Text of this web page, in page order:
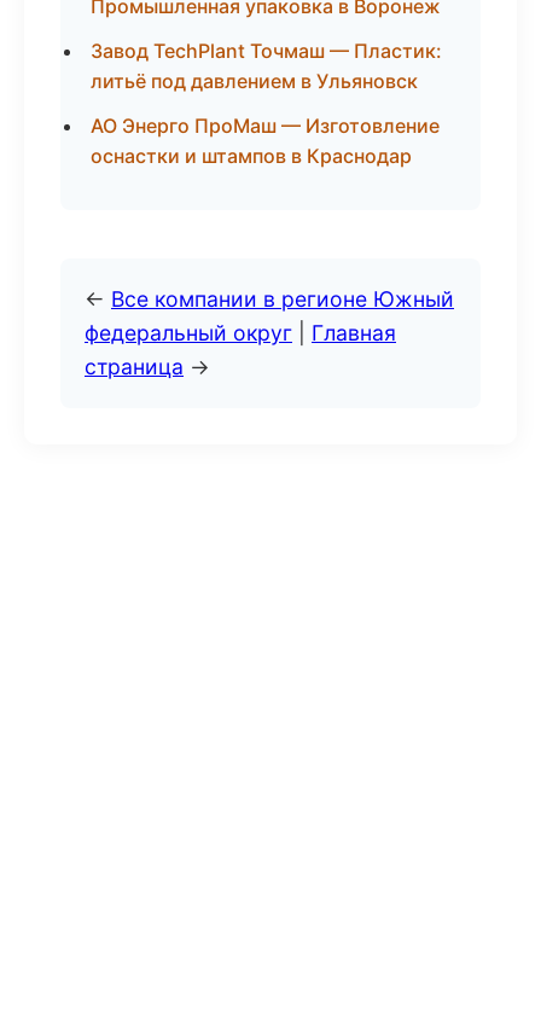
Промышленная упаковка в Воронеж
Завод TechPlant Точмаш — Пластик:
литьё под давлением в Ульяновск
АО Энерго ПроМаш — Изготовление
оснастки и штампов в Краснодар
← Все компании в регионе Южный
федеральный округ
Главная
страница →